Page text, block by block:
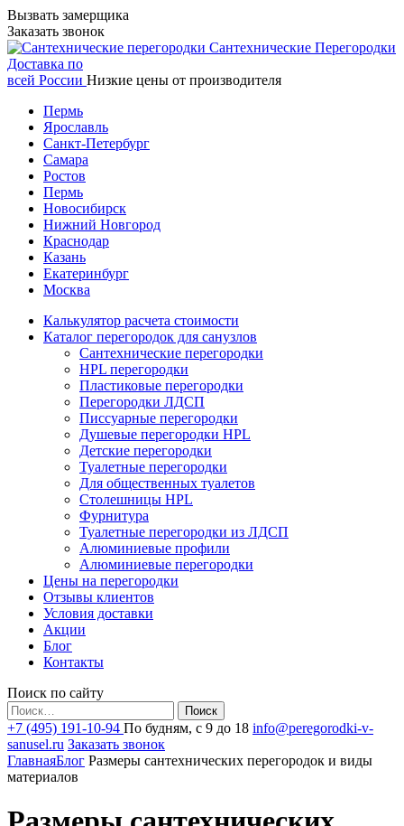
Вызвать замерщика
Заказать звонок
Сантехнические Перегородки
Доставка по
всей России Низкие цены от производителя
Пермь
Ярославль
Санкт-Петербург
Самара
Ростов
Пермь
Новосибирск
Нижний Новгород
Краснодар
Казань
Екатеринбург
Москва
Калькулятор расчета стоимости
Каталог перегородок для санузлов
Сантехнические перегородки
HPL перегородки
Пластиковые перегородки
Перегородки ЛДСП
Писсуарные перегородки
Душевые перегородки HPL
Детские перегородки
Туалетные перегородки
Для общественных туалетов
Столешницы HPL
Фурнитура
Туалетные перегородки из ЛДСП
Алюминиевые профили
Алюминиевые перегородки
Цены на перегородки
Отзывы клиентов
Условия доставки
Акции
Блог
Контакты
Поиск по сайту
Найти:
+7 (495) 191-10-94 По будням, с 9 до 18 info@peregorodki-v-
sanusel.ru Заказать звонок
ГлавнаяБлог Размеры сантехнических перегородок и виды
материалов